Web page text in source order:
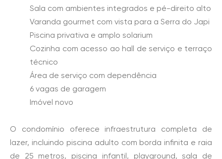
Sala com ambientes integrados e pé-direito alto
Varanda gourmet com vista para a Serra do Japi
Piscina privativa e amplo solarium
Cozinha com acesso ao hall de serviço e terraço
técnico
Área de serviço com dependência
6 vagas de garagem
Imóvel novo
O condomínio oferece infraestrutura completa de
lazer, incluindo piscina adulto com borda infinita e raia
de 25 metros, piscina infantil, playground, sala de